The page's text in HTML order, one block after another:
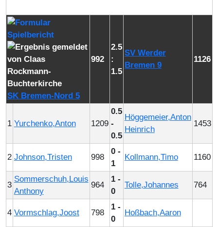
SK Bremen-Nord 5
992
2.5
:
1.5
SV Werder
Bremen 9
1126
1 Yurchenko,Anton 1209
0.5
-
0.5
Höggemeier,Anton
Heinrich
1453
2 Johnson,Tristen 998
0 -
1
Kollmann,Timo 1160
3
Sommerschuh,Louis
Anthony
964
1 -
0
Tolle,Johannes 764
4 Vormschlag,Joost 798
1 -
0
Hoßbach,Aaron